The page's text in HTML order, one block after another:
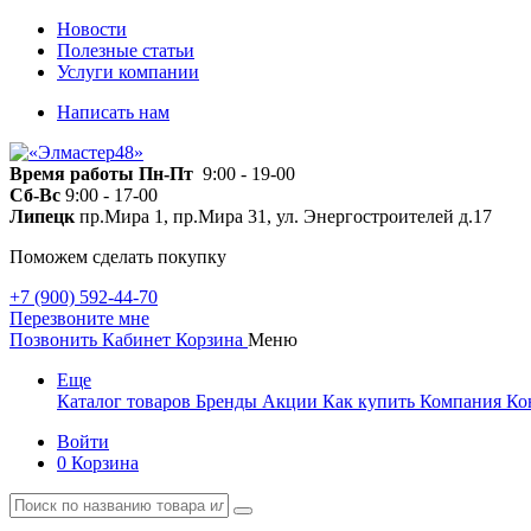
Новости
Полезные статьи
Услуги компании
Написать нам
Время работы Пн-Пт 9:00 - 19-00
Сб-Вс 9:00 - 17-00
Липецк пр.Мира 1, пр.Мира 31, ул. Энергостроителей д.17
Поможем сделать покупку
+7 (900) 592-44-70
Перезвоните мне
Позвонить Кабинет Корзина Меню
Еще
Каталог товаров Бренды Акции Как купить Компания
Войти
0 Корзина